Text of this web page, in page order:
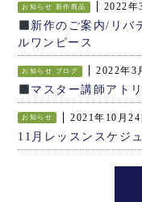
お知らせ 新作商品 2022年
新作のご案内/リバ
ルワンピース
お知らせ ブログ 2022年3
マスター講師アト
お知らせ 2021年10月24
11月レッスンスケジ